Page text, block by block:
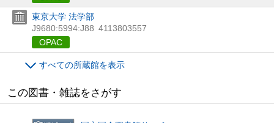
東京大学 法学部
J9680:5994:J88 4113803557
OPAC
すべての所蔵館を表示
この図書・雑誌をさがす